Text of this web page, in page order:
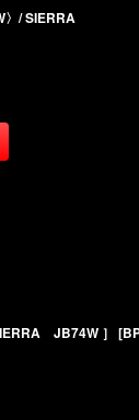
〉/ SIERRA
JB74W ］ [